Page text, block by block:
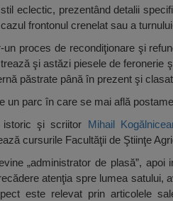
eclectic, prezentând detalii
frontonul crenelat sau a
proces de recondiţionare şi
şi astăzi piesele de feronerie
păstrate până în prezent şi
un parc în care se mai află
istoric şi scriitor Mihail
cursurile Facultăţii de Ştiinţe
„administrator de plasă”, apoi
atenţia spre lumea satului,
este relevat prin articolele